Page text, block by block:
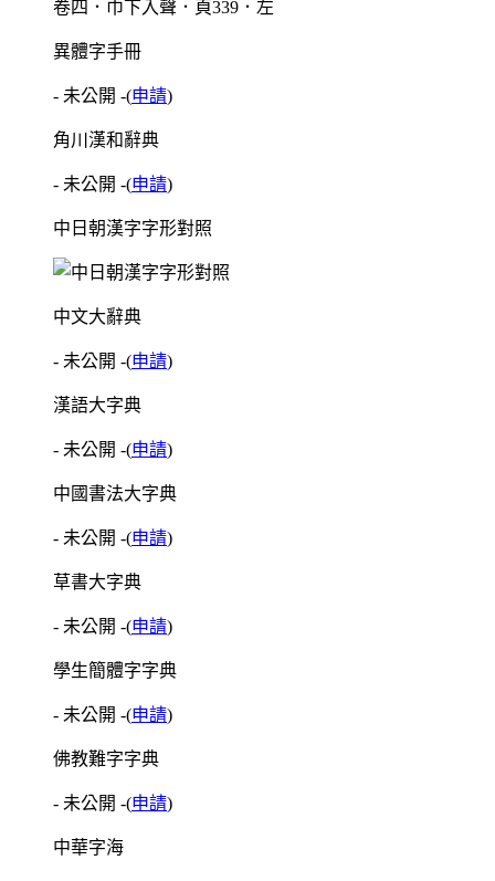
卷四．巾下入聲．頁339．左
異體字手冊
- 未公開 -(申請)
角川漢和辭典
- 未公開 -(申請)
中日朝漢字字形對照
中文大辭典
- 未公開 -(申請)
漢語大字典
- 未公開 -(申請)
中國書法大字典
- 未公開 -(申請)
草書大字典
- 未公開 -(申請)
學生簡體字字典
- 未公開 -(申請)
佛教難字字典
- 未公開 -(申請)
中華字海